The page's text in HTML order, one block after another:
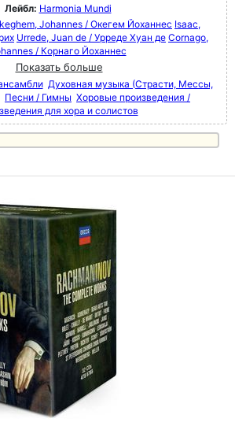
Лейбл: Harmonia Mundi
Johannes / Окегем Йоханнес Isaac,
Urrede, Juan de / Урреде Хуан де Cornago,
/ Корнаго Йоханнес
Показать больше
Духовная музыка (Страсти, Мессы,
Песни / Гимны Хоровые произведения /
для хора и солистов